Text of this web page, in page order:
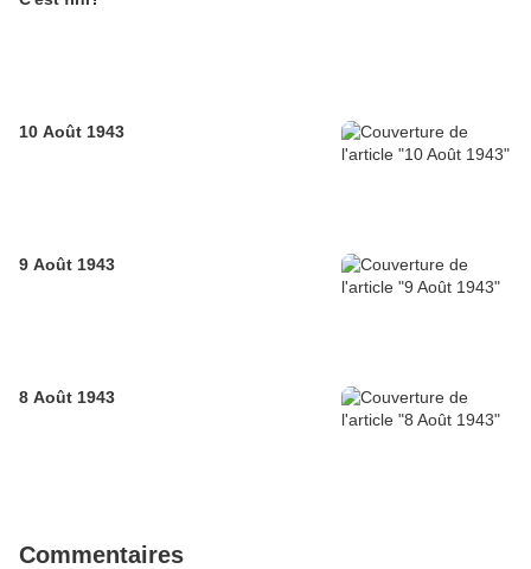
10 Août 1943
9 Août 1943
8 Août 1943
Commentaires